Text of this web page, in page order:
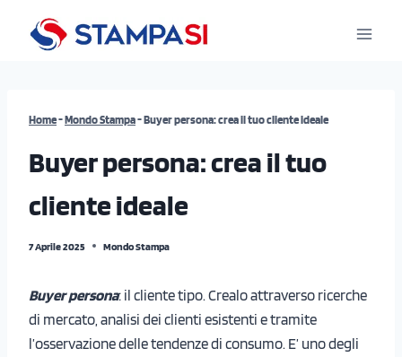
Home-Mondo Stampa-Buyer persona: crea il tuo cliente ideale
Buyer persona: crea il tuo
cliente ideale
7 Aprile 2025 Mondo Stampa
Buyer persona: il cliente tipo. Crealo attraverso ricerche
di mercato, analisi dei clienti esistenti e tramite
l’osservazione delle tendenze di consumo. E’ uno degli